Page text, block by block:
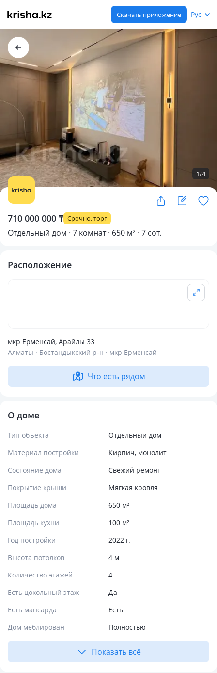
Скачать приложение Рус
1/4
710 000 000 ₸ Срочно, торг
Отдельный дом · 7 комнат · 650 м² · 7 сот.
Расположение
мкр Ерменсай, Арайлы 33
Алматы · Бостандыкский р-н · мкр Ерменсай
Что есть рядом
О доме
Тип объекта
Отдельный дом
Материал постройки
Кирпич, монолит
Состояние дома
Свежий ремонт
Покрытие крыши
Мягкая кровля
Площадь дома
650 м²
Площадь кухни
100 м²
Год постройки
2022 г.
Высота потолков
4 м
Количество этажей
4
Есть цокольный этаж
Да
Есть мансарда
Есть
Дом меблирован
Полностью
Показать всё